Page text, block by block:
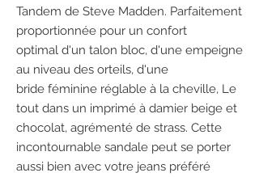
Tandem de Steve Madden. Parfaitement
proportionnée pour un confort
optimal d'un talon bloc, d'une empeigne
au niveau des orteils, d'une
bride féminine réglable à la cheville, Le
tout dans un imprimé à damier beige et
chocolat, agrémenté de strass. Cette
incontournable sandale peut se porter
aussi bien avec votre jeans préféré